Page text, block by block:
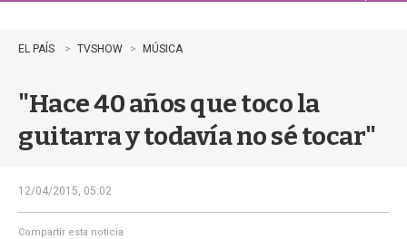
o
e
EL PAÍS TVSHOW MÚSICA
"Hace 40 años que toco la
guitarra y todavía no sé tocar"
12/04/2015, 05:02
Compartir esta noticia